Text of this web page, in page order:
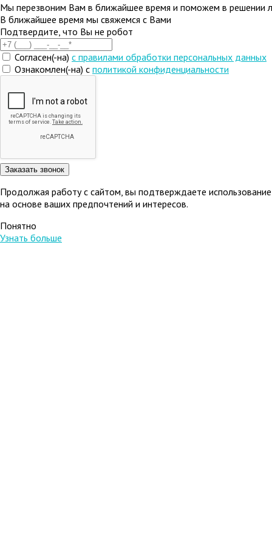
Мы перезвоним Вам в ближайшее время и поможем в решении
В ближайшее время мы свяжемся с Вами
Подтвердите, что Вы не робот
Согласен(-на) c правилами обработки персональных данных
Ознакомлен(-на) с политикой конфиденциальности
Продолжая работу с сайтом, вы подтверждаете
на основе ваших предпочтений и интересов.
Понятно
Узнать больше